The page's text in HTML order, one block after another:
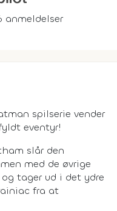
anmeldelser
spilserie vender
eventyr!
slår den
med de øvrige
tager ud i det ydre
fra at